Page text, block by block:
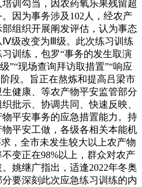
训勾当，因农药氧乐果残留超
因为事务涉及102人，经农产
组织开展阐发评估，认为事态
Ⅳ级改变为Ⅲ级。此次练习训练
训练，包罗“事务的发生取演
”“现场查询拜访取措置”“响应
段。旨正在熬炼和提高吕梁市
健康、等农产物平安监管部分
批示、协调共同、快速反映、
平安事务的应急措置能力。持
平安工做，各级各相关本能机
，全市未发生较大以上农产物
变正在98%以上，群众对农产
姚继广指出，适逢2022年冬奥
要深刻此次应急练习训练的内